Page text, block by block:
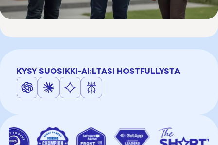
KYSY SUOSIKKI-AI:LTASI HOSTFULLYSTA